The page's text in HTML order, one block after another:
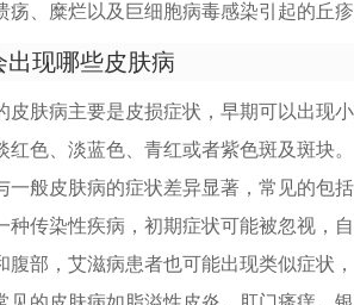
疡、糜烂以及巨细胞病毒感染引起的丘
出现哪些皮肤病
皮肤病主要是皮损症状，早期可以出现
红色、淡蓝色、青红或者紫色斑及斑块。
一般皮肤病的症状差异显著，常见的包
种传染性疾病，初期症状可能被忽视，
腹部，艾滋病患者也可能出现类似症状，